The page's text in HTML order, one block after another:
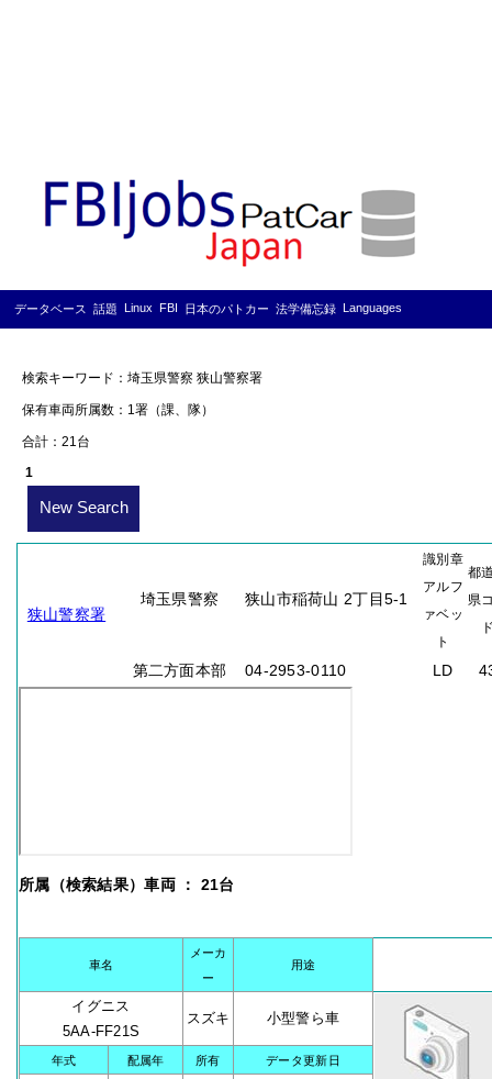
データベース 話題 Linux FBI 日本のパトカー 法学備忘録 Languages
検索キーワード：埼玉県警察 狭山警察署
保有車両所属数：1署（課、隊）
合計：21台
1
New Search
狭山警察署
埼玉県警察 狭山市稲荷山 2丁目5-1
識別章
アルフ
ァベッ
ト
都
県
第二方面本部 04-2953-0110 LD
所属（検索結果）車両 ： 21台
車名
メーカ
ー
用途
イグニス
5AA-FF21S
スズキ 小型警ら車
年式 配属年 所有 データ更新日